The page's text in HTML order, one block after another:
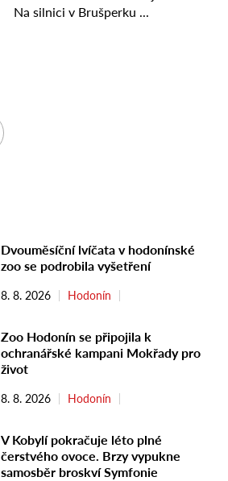
Dvouměsíční lvíčata v hodonínské
zoo se podrobila vyšetření
8. 8. 2026 Hodonín
Zoo Hodonín se připojila k
ochranářské kampani Mokřady pro
život
8. 8. 2026 Hodonín
V Kobylí pokračuje léto plné
čerstvého ovoce. Brzy vypukne
samosběr broskví Symfonie